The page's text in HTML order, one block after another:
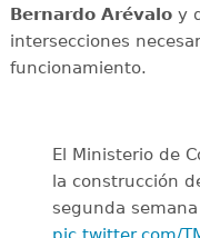
Bernardo Arévaloy
intersecciones
funcionamiento.
El Ministerio de
la construcción
segunda